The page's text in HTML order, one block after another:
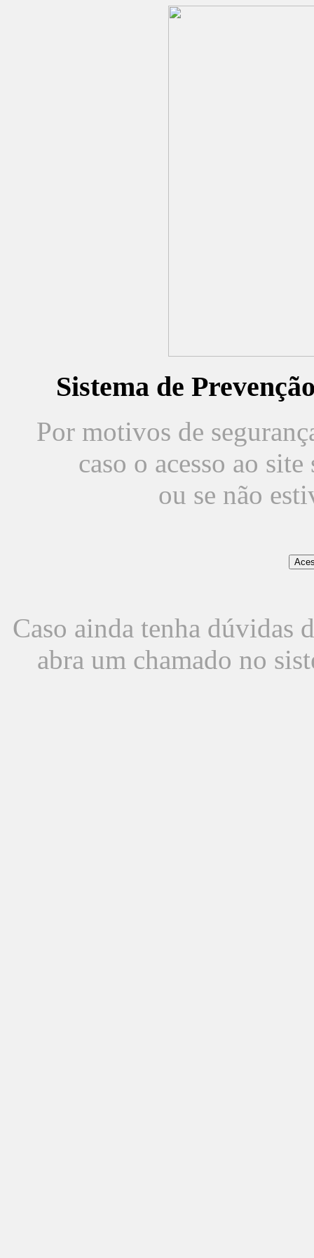
Sistema de
Por motivos de
caso o acesso ao
ou se não
Caso ainda tenha dúvidas
abra um chamado no